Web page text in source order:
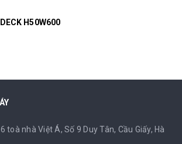
H50W600
toà nhà Việt Á, Số 9 Duy Tân, Cầu Giấy, Hà